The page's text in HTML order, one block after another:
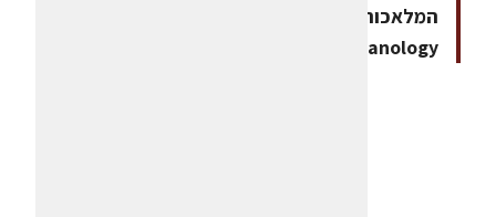
המלאכותית
humanology